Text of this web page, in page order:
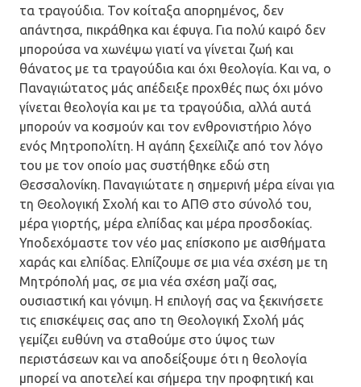
τα τραγούδια. Τον κοίταξα απορημένος, δεν
απάντησα, πικράθηκα και έφυγα. Για πολύ καιρό δεν
μπορούσα να χωνέψω γιατί να γίνεται ζωή και
θάνατος με τα τραγούδια και όχι θεολογία. Και να, ο
Παναγιώτατος μάς απέδειξε προχθές πως όχι μόνο
γίνεται θεολογία και με τα τραγούδια, αλλά αυτά
μπορούν να κοσμούν και τον ενθρονιστήριο λόγο
ενός Μητροπολίτη. Η αγάπη ξεχείλιζε από τον λόγο
του με τον οποίο μας συστήθηκε εδώ στη
Θεσσαλονίκη. Παναγιώτατε η σημερινή μέρα είναι για
τη Θεολογική Σχολή και το ΑΠΘ στο σύνολό του,
μέρα γιορτής, μέρα ελπίδας και μέρα προσδοκίας.
Υποδεχόμαστε τον νέο μας επίσκοπο με αισθήματα
χαράς και ελπίδας. Ελπίζουμε σε μια νέα σχέση με τη
Μητρόπολή μας, σε μια νέα σχέση μαζί σας,
ουσιαστική και γόνιμη. Η επιλογή σας να ξεκινήσετε
τις επισκέψεις σας απο τη Θεολογική Σχολή μάς
γεμίζει ευθύνη να σταθούμε στο ύψος των
περιστάσεων και να αποδείξουμε ότι η θεολογία
μπορεί να αποτελεί και σήμερα την προφητική και